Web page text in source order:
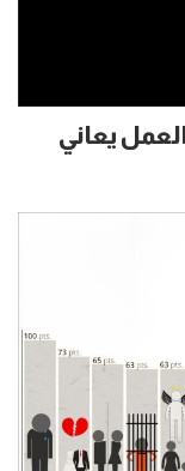
يعاني